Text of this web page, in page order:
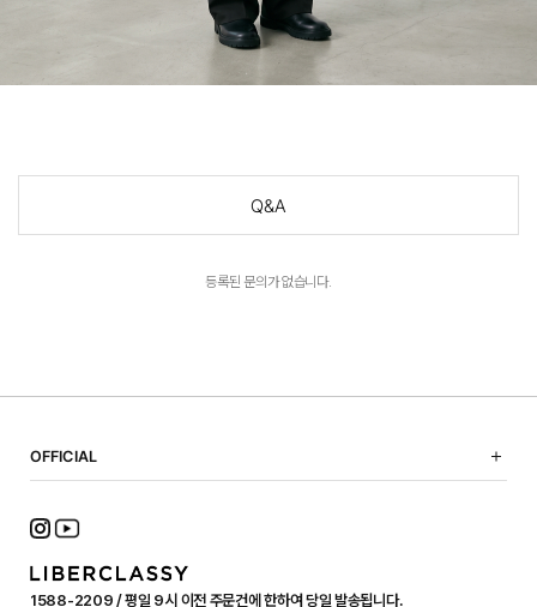
Q&A
등록된 문의가 없습니다.
OFFICIAL
SHOPPING GUIDE
TERMS OF USE
1588-2209 / 평일 9시 이전 주문건에 한하여 당일 발송됩니다.